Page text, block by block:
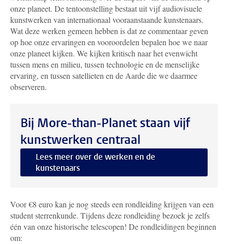
onze planeet. De tentoonstelling bestaat uit vijf audiovisuele
kunstwerken van internationaal vooraanstaande kunstenaars.
Wat deze werken gemeen hebben is dat ze commentaar geven
op hoe onze ervaringen en vooroordelen bepalen hoe we naar
onze planeet kijken. We kijken kritisch naar het evenwicht
tussen mens en milieu, tussen technologie en de menselijke
ervaring, en tussen satellieten en de Aarde die we daarmee
observeren.
Bij More-than-Planet staan vijf
kunstwerken centraal
Lees meer over de werken en de
kunstenaars
Voor €8 euro kan je nog steeds een rondleiding krijgen van een
student sterrenkunde. Tijdens deze rondleiding bezoek je zelfs
één van onze historische telescopen! De rondleidingen beginnen
om: